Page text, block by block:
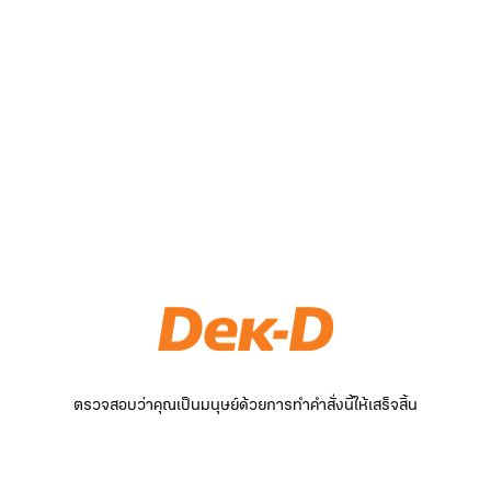
ตรวจสอบว่าคุณเป็นมนุษย์ด้วยการทำคำสั่งนี้ให้เสร็จสิ้น